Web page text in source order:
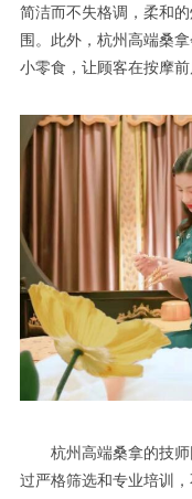
简洁而不失格调，柔和
围。此外，杭州高端桑
小零食，让顾客在按摩
杭州高端桑拿的技师
过严格筛选和专业培训